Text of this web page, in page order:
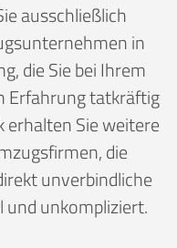
ausschließlich
in
die Sie bei Ihrem
Erfahrung tatkräftig
Sie weitere
die
unverbindliche
und unkompliziert.